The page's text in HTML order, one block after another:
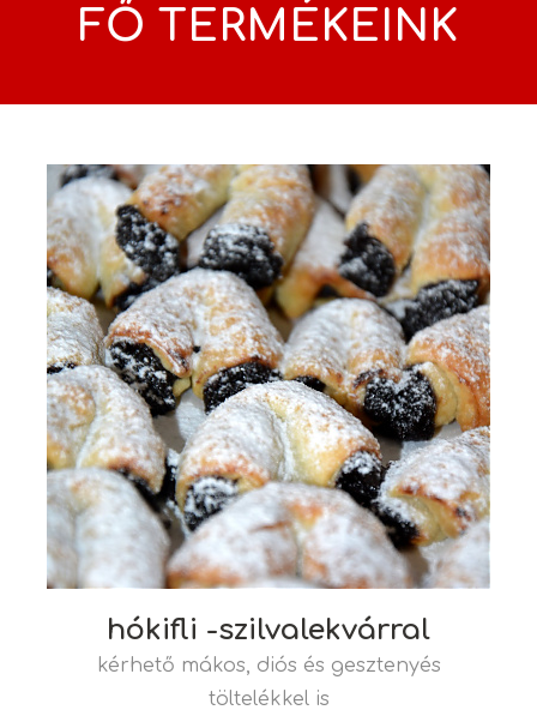
FŐ TERMÉKEINK
hókifli -szilvalekvárral
kérhető mákos, diós és gesztenyés
töltelékkel is